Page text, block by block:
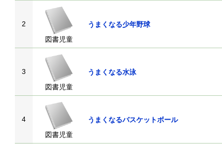
2
図書児童
うまくなる少年野球
3
図書児童
うまくなる水泳
4
図書児童
うまくなるバスケットボール